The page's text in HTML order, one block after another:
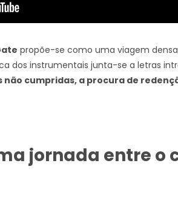
propõe-se como uma viagem
dos instrumentais junta-se a letras
cumpridas, a procura de
jornada entre o